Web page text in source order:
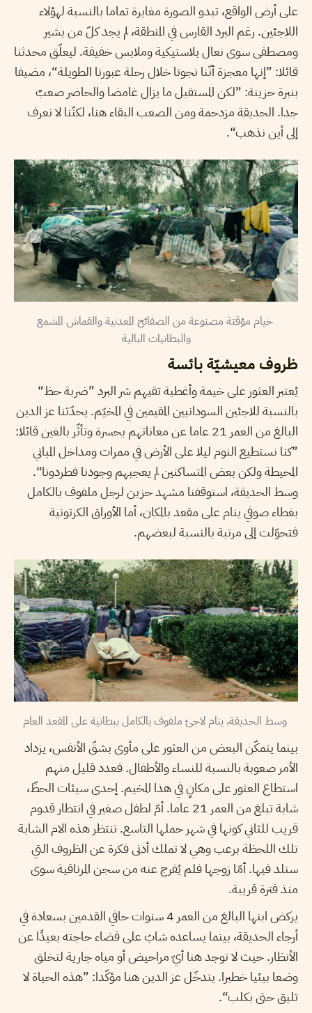
على أرض الواقع، تبدو الصورة مغايرة تماما بالنسبة لهؤلاء
اللاجئين. رغم البرد القارس في المنطقة، لم يجد كلّ من بشير
ومصطفى سوى نعال بلاستيكية وملابس خفيفة. ليعلّق محدثنا
قائلا: ”إنها معجزة أنّنا نجونا خلال رحلة عبورنا الطويلة“، مضيفا
بنبرة حزينة: ”لكن المستقبل ما يزال غامضا والحاضر صعبٌ
جدا. الحديقة مزدحمة ومن الصعب البقاء هنا، لكنّنا لا نعرف
إلى أين نذهب“.
خيام مؤقتة مصنوعة من الصفائح المعدنية والقماش المشمع
والبطانيات البالية
ظروف معيشيّة بائسة
يُعتبر العثور على خيمة وأغطية تقيهم شر البرد ”ضربة حظ“
بالنسبة للاجئين السودانيين المقيمين في المخيّم. يحدّثنا عز الدين
البالغ من العمر 21 عاما عن معاناتهم بحسرة وتأثّر بالغين قائلا:
”كنا نستطيع النوم ليلا على الأرض في ممرات ومداخل المباني
المحيطة ولكن بعض المتساكنين لم يعجبهم وجودنا فطردونا“.
وسط الحديقة، استوقفنا مشهد حزين لرجل ملفوف بالكامل
بغطاء صوفي ينام على مقعد بالمكان، أما الأوراق الكرتونية
فتحوّلت إلى مرتبة بالنسبة لبعضهم.
وسط الحديقة، ينام لاجئ ملفوف بالكامل ببطانية على المقعد العام
بينما يتمكّن البعض من العثور على مأوى بشقّ الأنفس، يزداد
الأمر صعوبة بالنسبة للنساء والأطفال. فعدد قليل منهم
استطاع العثور على مكانٍ في هذا المخيم. إحدى سيئات الحظّ،
شابة تبلغ من العمر 21 عاما. أمّ لطفل صغير في انتظار قدوم
قريب للثاني كونها في شهر حملها التاسع. تنتظر هذه الام الشابة
تلك اللحظة برعب وهي لا تملك أدنى فكرة عن الظروف التي
ستلد فيها. أمّا زوجها فلم يُفرج عنه من سجن المرناقية سوى
منذ فترة قريبة.
يركض ابنها البالغ من العمر 4 سنوات حافي القدمين بسعادة في
أرجاء الحديقة، بينما يساعده شابّ على قضاء حاجته بعيدًا عن
الأنظار. حيث لا توجد هنا أيّ مراحيض أو مياه جارية لتخلق
وضعا بيئيا خطيرا. يتدخّل عز الدين هنا مؤكّدا: ”هذه الحياة لا
تليق حتى بكلب“.